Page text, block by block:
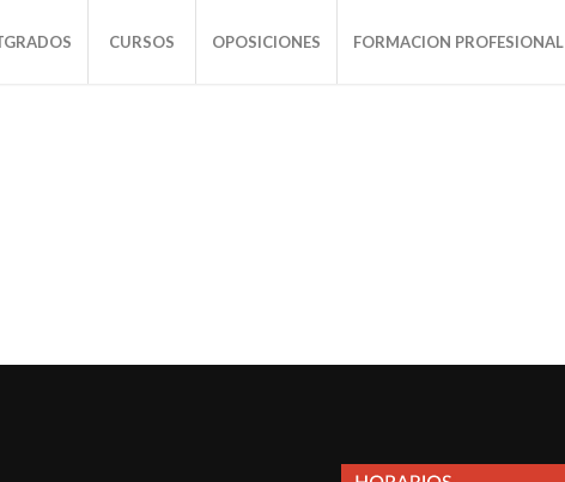
CURSOS OPOSICIONES FORMACION PROFESIONAL